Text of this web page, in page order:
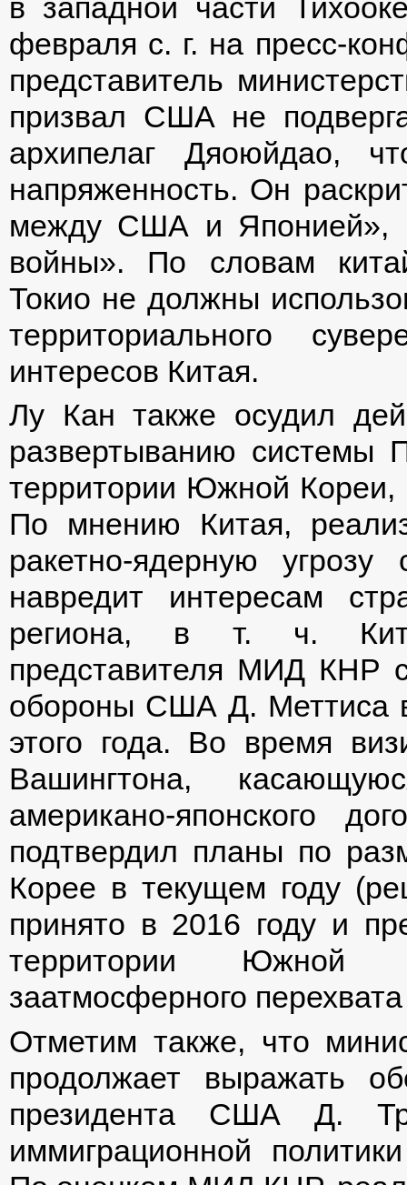
в западной части
февраля с. г. на пресс-
представитель
призвал США не
архипелаг Дяоюйдао,
напряженность. Он
между США и Японией»,
войны». По словам
Токио не должны
территориального
интересов Китая.
Лу Кан также осудил
развертыванию системы
территории Южной Кореи,
По мнению Китая,
ракетно-ядерную
навредит интересам
региона, в т. ч.
представителя МИД КНР
обороны США Д. Меттиса
этого года. Во время
Вашингтона,
американо-японского
подтвердил планы по
Корее в текущем году
принято в 2016 году и
территории Южной
заатмосферного
Отметим также, что
продолжает выражать
президента США Д.
иммиграционной